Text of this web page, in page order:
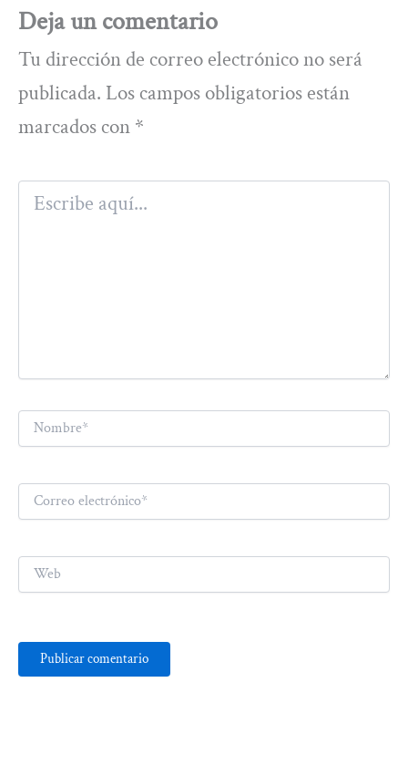
Deja un comentario
Tu dirección de correo electrónico no será
publicada. Los campos obligatorios están
marcados con *
Escribe
aquí...
Nombre*
Correo
electrónico*
Web